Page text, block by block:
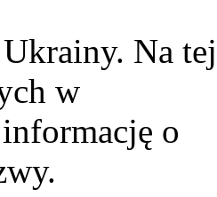
Na tej
w
o